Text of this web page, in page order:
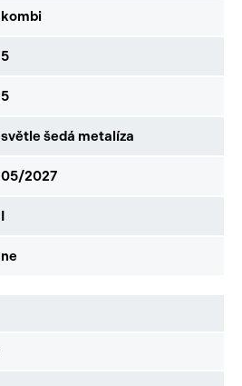
kombi
5
5
světle šedá metalíza
05/2027
I
ne